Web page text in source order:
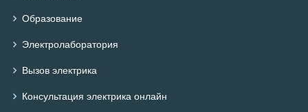
Образование
Электролаборатория
Вызов электрика
Консультация электрика онлайн